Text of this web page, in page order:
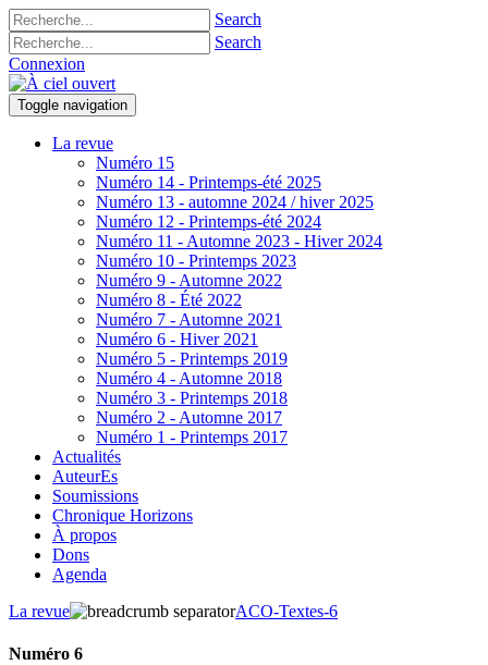
Search
Search
Connexion
Toggle navigation
La revue
Numéro 15
Numéro 14 - Printemps-été 2025
Numéro 13 - automne 2024 / hiver 2025
Numéro 12 - Printemps-été 2024
Numéro 11 - Automne 2023 - Hiver 2024
Numéro 10 - Printemps 2023
Numéro 9 - Automne 2022
Numéro 8 - Été 2022
Numéro 7 - Automne 2021
Numéro 6 - Hiver 2021
Numéro 5 - Printemps 2019
Numéro 4 - Automne 2018
Numéro 3 - Printemps 2018
Numéro 2 - Automne 2017
Numéro 1 - Printemps 2017
Actualités
AuteurEs
Soumissions
Chronique Horizons
À propos
Dons
Agenda
La revue
ACO-Textes-6
Numéro 6